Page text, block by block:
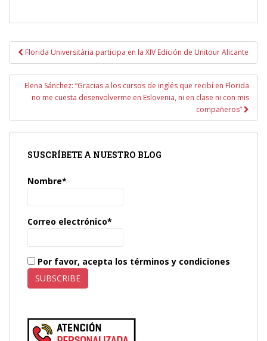
Navegación
de
entradas
Florida Universitària participa en la XIV Edición de Unitour Alicante
Elena Sánchez: “Gracias a los cursos de inglés que recibí en Florida
no me cuesta desenvolverme en Eslovenia, ni en clase ni con mis
compañeros”
SUSCRÍBETE A NUESTRO BLOG
Nombre*
Correo electrónico*
Por favor, acepta los términos y condiciones